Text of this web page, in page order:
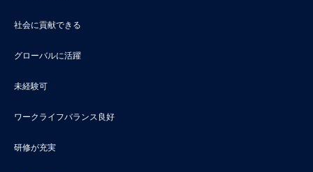
社会に貢献できる
グローバルに活躍
未経験可
ワークライフバランス良好
研修が充実